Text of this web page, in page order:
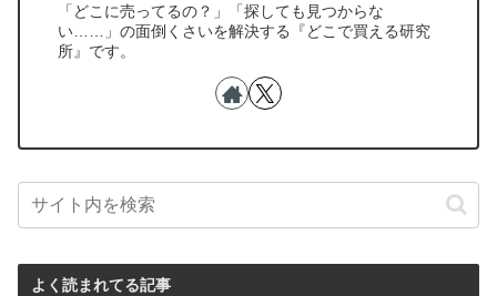
「どこに売ってるの？」「探しても見つからな
い……」の面倒くさいを解決する『どこで買える研究
所』です。
よく読まれてる記事